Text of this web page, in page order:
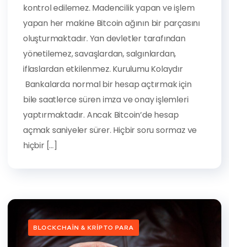
kontrol edilemez. Madencilik yapan ve işlem
yapan her makine Bitcoin ağının bir parçasını
oluşturmaktadır. Yan devletler tarafından
yönetilemez, savaşlardan, salgınlardan,
iflaslardan etkilenmez. Kurulumu Kolaydır
Bankalarda normal bir hesap açtırmak için
bile saatlerce süren imza ve onay işlemleri
yaptırmaktadır. Ancak Bitcoin’de hesap
açmak saniyeler sürer. Hiçbir soru sormaz ve
hiçbir […]
BLOCKCHAIN & KRIPTO PARA